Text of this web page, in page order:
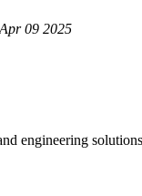
Apr 09 2025
engineering